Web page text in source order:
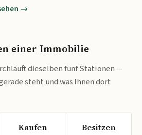
→
einer Immobilie
dieselben fünf Stationen —
steht und was Ihnen dort
Kaufen Besitzen